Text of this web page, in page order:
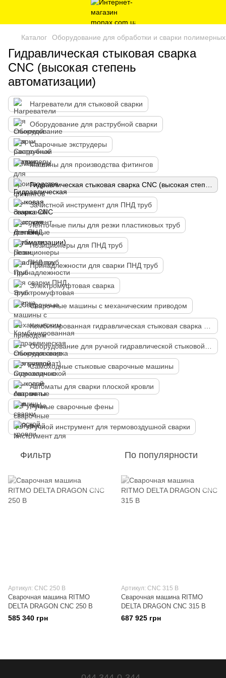
Каталог Оборудование для обработки и сварки
Гидравлическая стыковая сварка
CNC (высокая степень
автоматизации)
Нагреватели для стыковой сварки
Оборудование для раструбной сварки
Сварочные экструдеры
Машины для производства фитингов
Зачистной инструмент для ПНД труб
Ленточные пилы для резки пластиковых труб
Позиционеры для ПНД труб
Принадлежности для сварки ПНД труб
Электромуфтовая сварка
Сварочные машины с механическим приводом
Самоходные стыковые сварочные машины
Автоматы для сварки плоской кровли
Ручные сварочные фены
Ручной инструмент для термовоздушной сварки
Фильтр По популярности
Артикул: CNC 250 B
Сварочная машина RITMO
DELTA DRAGON CNC 250 B
585 340 грн
Артикул: CNC 315 B
Сварочная машина RITMO
DELTA DRAGON CNC 315 B
687 925 грн